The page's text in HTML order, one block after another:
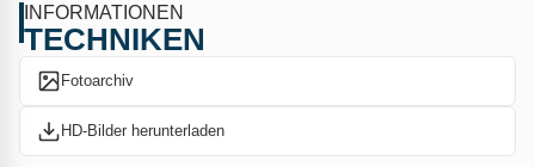
INFORMATIONEN
TECHNIKEN
Fotoarchiv
HD-Bilder herunterladen